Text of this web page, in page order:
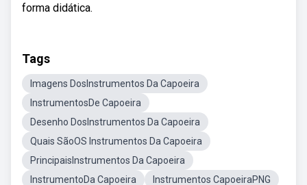
forma didática.
Tags
Imagens DosInstrumentos Da Capoeira
InstrumentosDe Capoeira
Desenho DosInstrumentos Da Capoeira
Quais SãoOS Instrumentos Da Capoeira
PrincipaisInstrumentos Da Capoeira
InstrumentoDa Capoeira
Instrumentos CapoeiraPNG